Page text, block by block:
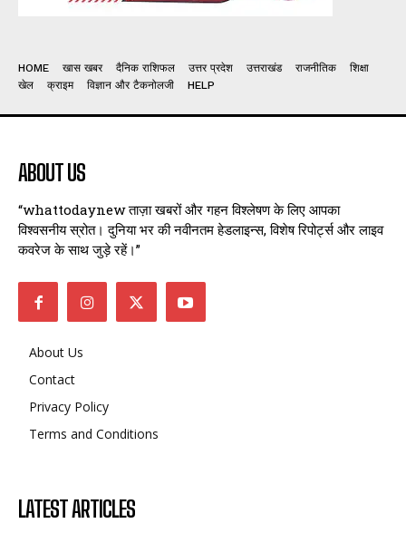
HOME खास खबर दैनिक राशिफल उत्तर प्रदेश उत्तराखंड राजनीतिक
शिक्षा
खेल
क्राइम विज्ञान और टैकनोलजी HELP
ABOUT US
“whattodaynew ताज़ा खबरों और गहन विश्लेषण के लिए आपका
विश्वसनीय स्रोत। दुनिया भर की नवीनतम हेडलाइन्स, विशेष रिपोर्ट्स और लाइव
कवरेज के साथ जुड़े रहें।”
About Us
Contact
Privacy Policy
Terms and Conditions
LATEST ARTICLES